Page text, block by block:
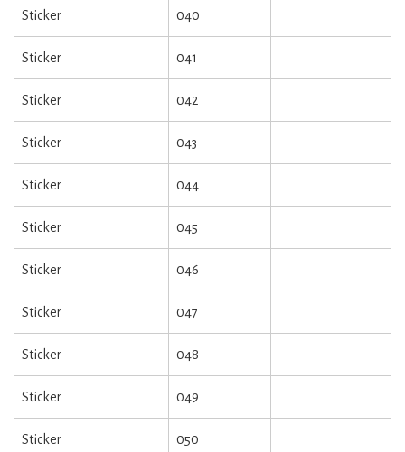
Sticker 040
Sticker 041
Sticker 042
Sticker 043
Sticker 044
Sticker 045
Sticker 046
Sticker 047
Sticker 048
Sticker 049
Sticker 050